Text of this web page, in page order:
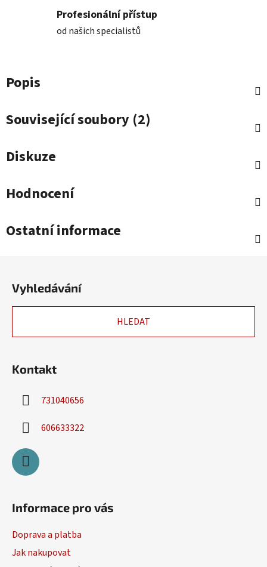
Profesionální přístup
od našich specialistů
Popis
Související soubory (2)
Diskuze
Hodnocení
Ostatní informace
Vyhledávání
HLEDAT
Kontakt
731040656
606633322
Informace pro vás
Doprava a platba
Jak nakupovat